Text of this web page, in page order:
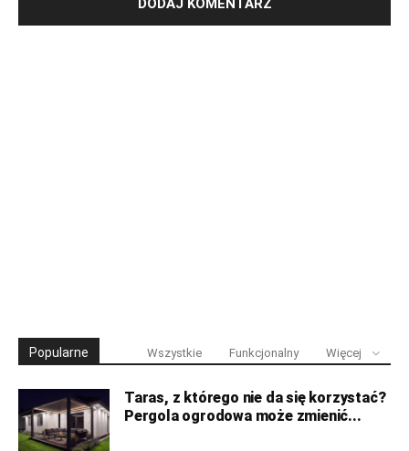
Popularne Wszystkie Funkcjonalny Więcej
Taras, z którego nie da się korzystać?
Pergola ogrodowa może zmienić...